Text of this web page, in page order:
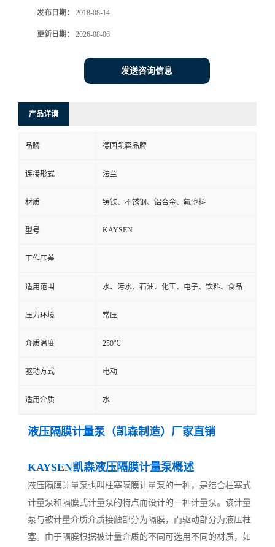
发布日期： 2018-08-14
更新日期： 2026-08-06
发送咨询信息
产品详请
品牌 德国凯森品牌
连接形式 法兰
材质 铸铁、不锈钢、铝合金、氟堕料
型号 KAYSEN
工作压差
适用范围 水、污水、石油、化工、电子、饮料、食品
压力环境 常压
介质温度 250℃
驱动方式 电动
适用介质 水
液压隔膜计量泵（凯森制造）厂家直销
KAYSEN凯森液压隔膜计量泵概述
液压隔膜计量泵也叫柱塞隔膜计量泵的一种，是结合柱塞式
计量泵和隔膜式计量泵的特点而设计的一种计量泵。该计量
泵与被计量介质介质接触部分为隔膜，而驱动部分为液压柱
塞。由于隔膜根据被计量介质的不同可选用不同的材质，如